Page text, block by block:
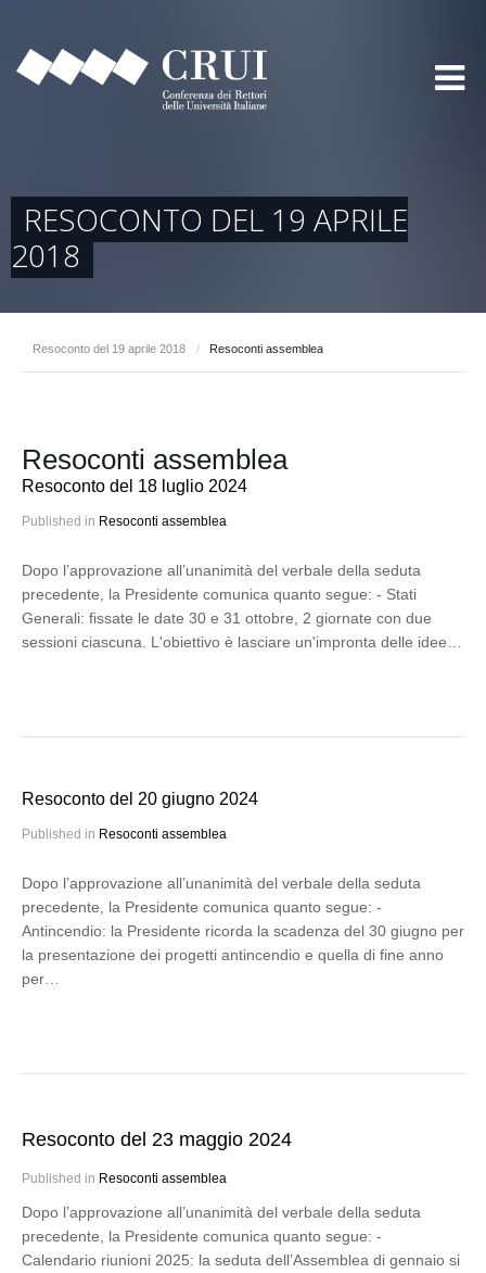
RESOCONTO DEL 19 APRILE
2018
Resoconto del 19 aprile 2018 / Resoconti assemblea
Resoconti assemblea
Resoconto del 18 luglio 2024
Published in Resoconti assemblea
Dopo l’approvazione all’unanimità del verbale della seduta
precedente, la Presidente comunica quanto segue: - Stati
Generali: fissate le date 30 e 31 ottobre, 2 giornate con due
sessioni ciascuna. L'obiettivo è lasciare un'impronta delle idee…
Resoconto del 20 giugno 2024
Published in Resoconti assemblea
Dopo l’approvazione all’unanimità del verbale della seduta
precedente, la Presidente comunica quanto segue: -
Antincendio: la Presidente ricorda la scadenza del 30 giugno per
la presentazione dei progetti antincendio e quella di fine anno
per…
Resoconto del 23 maggio 2024
Published in Resoconti assemblea
Dopo l’approvazione all’unanimità del verbale della seduta
precedente, la Presidente comunica quanto segue: -
Calendario riunioni 2025: la seduta dell’Assemblea di gennaio si